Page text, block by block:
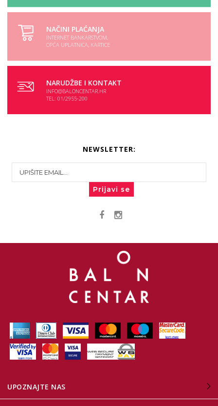
NAČINI PLAĆANJA
INTERNET BANKARSTVOM,
OPĆA UPLATNICA, KARTICE
NARUDŽBE I KONTAKT
INFO@BALONCENTAR.HR
TEL: 01/2955-200
NEWSLETTER:
Prijavi se
UPOZNAJTE NAS